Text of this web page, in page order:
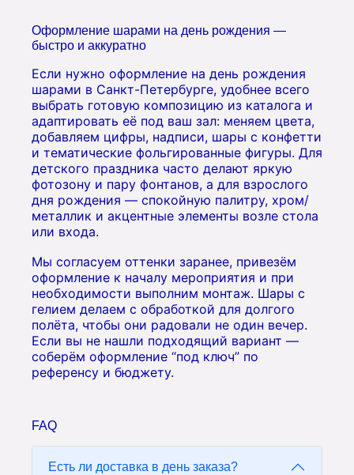
Оформление шарами на день рождения —
быстро и аккуратно
Если нужно оформление на день рождения
шарами в Санкт-Петербурге, удобнее всего
выбрать готовую композицию из каталога и
адаптировать её под ваш зал: меняем цвета,
добавляем цифры, надписи, шары с конфетти
и тематические фольгированные фигуры. Для
детского праздника часто делают яркую
фотозону и пару фонтанов, а для взрослого
дня рождения — спокойную палитру, хром/
металлик и акцентные элементы возле стола
или входа.
Мы согласуем оттенки заранее, привезём
оформление к началу мероприятия и при
необходимости выполним монтаж. Шары с
гелием делаем с обработкой для долгого
полёта, чтобы они радовали не один вечер.
Если вы не нашли подходящий вариант —
соберём оформление “под ключ” по
референсу и бюджету.
FAQ
Есть ли доставка в день заказа?